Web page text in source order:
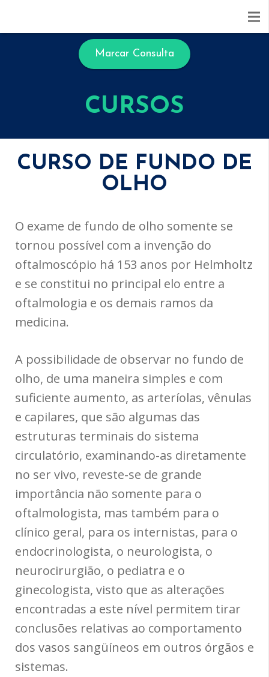
Marcar Consulta
CURSOS
CURSO DE FUNDO DE
OLHO
O exame de fundo de olho somente se
tornou possível com a invenção do
oftalmoscópio há 153 anos por Helmholtz
e se constitui no principal elo entre a
oftalmologia e os demais ramos da
medicina.
A possibilidade de observar no fundo de
olho, de uma maneira simples e com
suficiente aumento, as arteríolas, vênulas
e capilares, que são algumas das
estruturas terminais do sistema
circulatório, examinando-as diretamente
no ser vivo, reveste-se de grande
importância não somente para o
oftalmologista, mas também para o
clínico geral, para os internistas, para o
endocrinologista, o neurologista, o
neurocirurgião, o pediatra e o
ginecologista, visto que as alterações
encontradas a este nível permitem tirar
conclusões relativas ao comportamento
dos vasos sangüíneos em outros órgãos e
sistemas.